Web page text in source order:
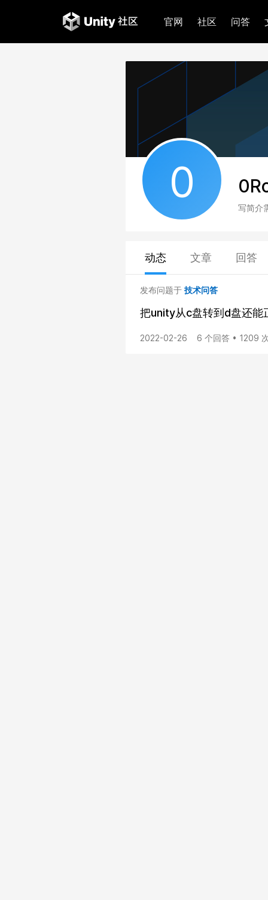
官网 社区 问答
0
写简介
动态 文章 回答
发布问题于 技术问答
把unity从c盘转到d盘还能
2022-02-26 6 个回答 • 1209